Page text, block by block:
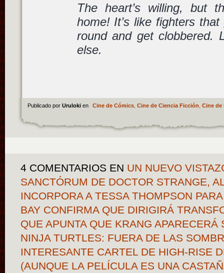
The heart’s willing, but
home! It’s like fighters
round and get clobbered.
else.
Publicado por Uruloki en Cine de Cómics, Cine de Ciencia Ficción Cine de
4 COMENTARIOS EN UN NUEVO
SANCTÓRUM DE DOCTOR STRANGE,
INCORPORA A TESSA THOMPSON
BAY CONFIRMA QUE DIRIGIRÁ
QUE APUNTA QUE KRANG
NINJA TURTLES: FUERA DE LAS
INTERESANTE CARTEL DE HIGH-RISE
(AUNQUE LA PELÍCULA ES UNA